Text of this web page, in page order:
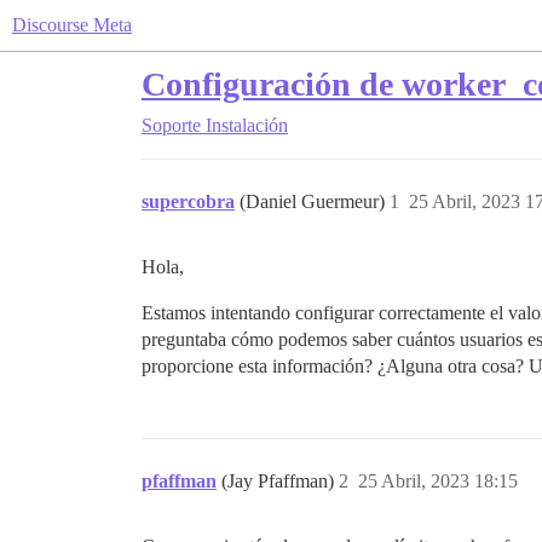
Discourse Meta
Configuración de
Soporte Instalación
supercobra (Daniel Guermeur) 25 Abril, 2023
1
Hola,
Estamos intentando configurar correctamente el
preguntaba cómo podemos saber cuántos usuarios
proporcione esta información? ¿Alguna otra cosa?
pfaffman (Jay Pfaffman) 25 Abril, 2023 18:15
2